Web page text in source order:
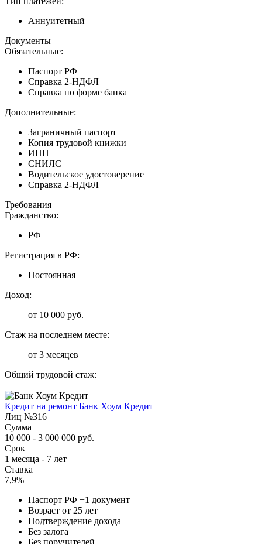
Аннуитетный
Документы
Обязательные:
Паспорт РФ
Справка 2-НДФЛ
Справка по форме банка
Дополнительные:
Заграничный паспорт
Копия трудовой книжки
ИНН
СНИЛС
Водительское удостоверение
Справка 2-НДФЛ
Требования
Гражданство:
РФ
Регистрация в РФ:
Постоянная
Доход:
от 10 000 руб.
Стаж на последнем месте:
от 3 месяцев
Общий трудовой стаж:
—
Кредит на ремонт Банк Хоум Кредит
Лиц №316
Сумма
10 000 - 3 000 000 руб.
Срок
1 месяца - 7 лет
Ставка
7,9%
Паспорт РФ +1 документ
Возраст от 25 лет
Подтверждение дохода
Без залога
Без поручителей